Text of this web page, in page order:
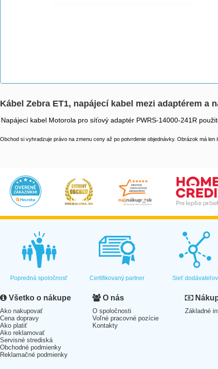
Kábel Zebra ET1, napájecí kabel mezi adaptérem a
Napájecí kabel Motorola pro síťový adaptér PWRS-14000-241R
Obchod si vyhradzuje právo na zmenu ceny až po potvrdenie objednávky. Obrázok má len
Popredná spoločnosť Certifikovaný partner Sieť dodávateľov
Všetko o nákupe
Ako nakupovať
Cena dopravy
Ako platiť
Ako reklamovať
Servisné strediská
Obchodné podmienky
Reklamačné podmienky
O nás
O spoločnosti
Voľné pracovné pozície
Kontakty
Základné